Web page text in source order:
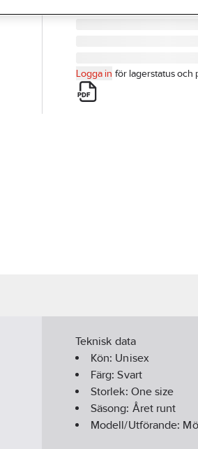
Logga in för lagerstatus och
Teknisk data
Kön: Unisex
Färg:Svart
Storlek: One size
Säsong: Året runt
Modell/Utförande: